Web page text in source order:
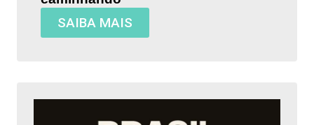
SAIBA MAIS